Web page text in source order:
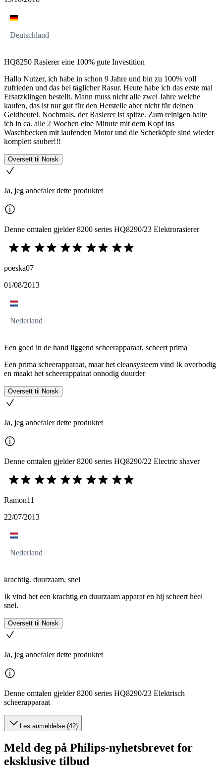
Deutschland
HQ8250 Rasierer eine 100% gute Investition
Hallo Nutzer, ich habe in schon 9 Jahre und bin zu 100% voll
zufrieden und das bei täglicher Rasur. Heute habe ich das erste mal
Ersatzklingen bestellt. Mann muss nicht alle zwei Jahre welche
kaufen, das ist nur gut für den Herstelle aber nicht für deinen
Geldbeutel. Nochmals, der Rasierer ist spitze. Zum reinigen halte
ich in ca. alle 2 Wochen eine Minute mit dem Kopf ins
Waschbecken mit laufenden Motor und die Scherköpfe sind wieder
komplett sauber!!!
Oversett til Norsk
Ja, jeg anbefaler dette produktet
Denne omtalen gjelder 8200 series HQ8290/23 Elektrorasierer
poeska07
01/08/2013
Nederland
Een goed in de hand liggend scheerapparaat, scheert prima
Een prima scheerapparaat, maar het cleansysteem vind Ik overbodig
en maakt het scheerappataat onnodig duurder
Oversett til Norsk
Ja, jeg anbefaler dette produktet
Denne omtalen gjelder 8200 series HQ8290/22 Electric shaver
Ramon11
22/07/2013
Nederland
krachtig. duurzaam, snel
Ik vind het een krachtig en duurzaam apparat en hij scheert heel
snel.
Oversett til Norsk
Ja, jeg anbefaler dette produktet
Denne omtalen gjelder 8200 series HQ8290/23 Elektrisch
scheerapparaat
Les anmeldelse (42)
Meld deg på Philips-nyhetsbrevet for
eksklusive tilbud